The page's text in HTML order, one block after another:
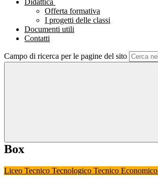
Didattica
Offerta formativa
I progetti delle classi
Documenti utili
Contatti
Campo di ricerca per le pagine del sito
Box
Liceo Tecnico Tecnologico Tecnico Economico